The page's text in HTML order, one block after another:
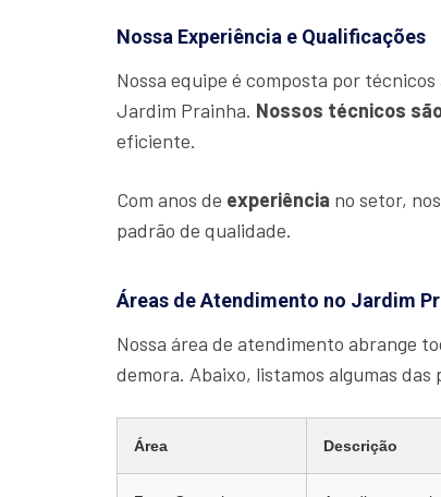
Nossa Experiência e Qualificações
Nossa equipe é composta por
Jardim Prainha. Nossos técnicos
eficiente.
Com anos de experiência no setor,
padrão de qualidade.
Áreas de Atendimento no Jardim
Nossa área de atendimento abrange
demora. Abaixo, listamos algumas
Área Descrição